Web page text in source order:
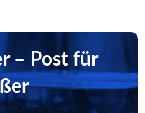
– Post für